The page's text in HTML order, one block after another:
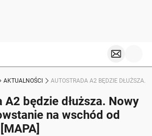
AKTUALNOŚCI AUTOSTRADA A2 BĘDZIE DŁUŻSZA.
będzie dłuższa. Nowy
na wschód od